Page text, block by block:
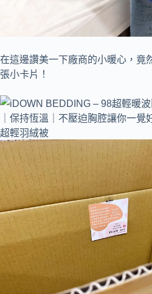
在這邊讚美一下廠商的小暖心，竟
張小卡片！